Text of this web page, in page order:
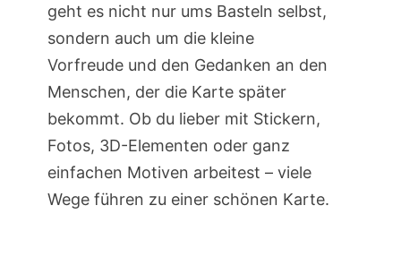
geht es nicht nur ums Basteln selbst,
sondern auch um die kleine
Vorfreude und den Gedanken an den
Menschen, der die Karte später
bekommt. Ob du lieber mit Stickern,
Fotos, 3D-Elementen oder ganz
einfachen Motiven arbeitest – viele
Wege führen zu einer schönen Karte.